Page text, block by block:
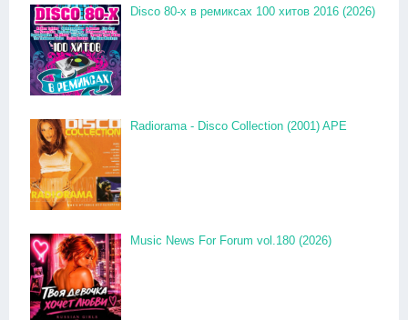
Disco 80-x в ремиксах 100 хитов 2016 (2026)
Radiorama - Disco Collection (2001) APE
Music News For Forum vol.180 (2026)